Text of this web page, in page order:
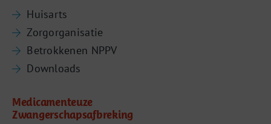
Huisarts
Zorgorganisatie
Betrokkenen NPPV
Downloads
Medicamenteuze
Zwangerschapsafbreking